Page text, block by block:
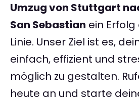
Umzug von Stuttgart
San Sebastian ein
Linie. Unser Ziel ist es,
einfach, effizient und
möglich zu gestalten.
heute an und starte